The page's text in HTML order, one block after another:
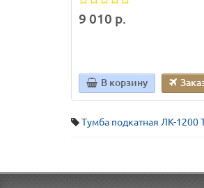
9 010 р.
В корзину
Тумба подкатная ЛК-1200